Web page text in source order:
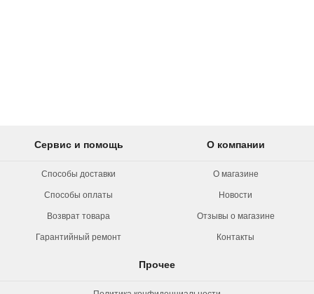
Сервис и помощь
Способы доставки
Способы оплаты
Возврат товара
Гарантийный ремонт
О компании
О магазине
Новости
Отзывы о магазине
Контакты
Прочее